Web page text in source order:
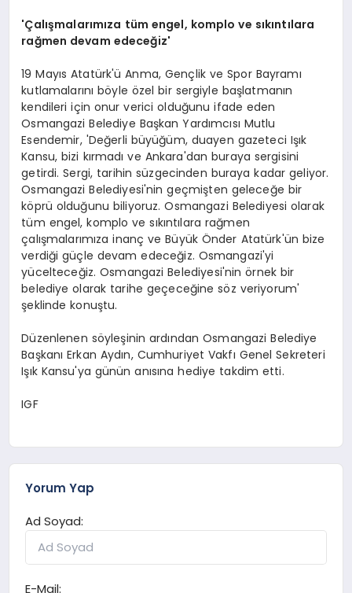
'Çalışmalarımıza tüm engel, komplo ve sıkıntılara
rağmen devam edeceğiz'
19 Mayıs Atatürk'ü Anma, Gençlik ve Spor Bayramı
kutlamalarını böyle özel bir sergiyle başlatmanın
kendileri için onur verici olduğunu ifade eden
Osmangazi Belediye Başkan Yardımcısı Mutlu
Esendemir, 'Değerli büyüğüm, duayen gazeteci Işık
Kansu, bizi kırmadı ve Ankara'dan buraya sergisini
getirdi. Sergi, tarihin süzgecinden buraya kadar geliyor.
Osmangazi Belediyesi'nin geçmişten geleceğe bir
köprü olduğunu biliyoruz. Osmangazi Belediyesi olarak
tüm engel, komplo ve sıkıntılara rağmen
çalışmalarımıza inanç ve Büyük Önder Atatürk'ün bize
verdiği güçle devam edeceğiz. Osmangazi'yi
yücelteceğiz. Osmangazi Belediyesi'nin örnek bir
belediye olarak tarihe geçeceğine söz veriyorum'
şeklinde konuştu.
Düzenlenen söyleşinin ardından Osmangazi Belediye
Başkanı Erkan Aydın, Cumhuriyet Vakfı Genel Sekreteri
Işık Kansu'ya günün anısına hediye takdim etti.
IGF
Yorum Yap
Ad Soyad:
E-Mail: